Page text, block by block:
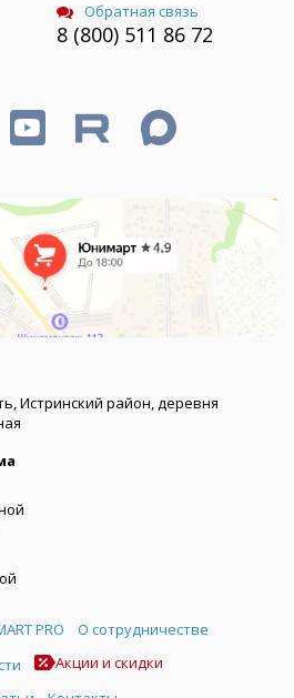
Обратная связь
8 (800) 511 86 72
Истринский район, деревня
PRO
О сотрудничестве
Акции и скидки